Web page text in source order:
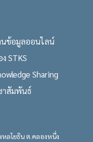
นข้อมูลออนไลน์
STKS
Sharing
าสัมพันธ์
ลโยธิน ต.คลองหนึ่ง